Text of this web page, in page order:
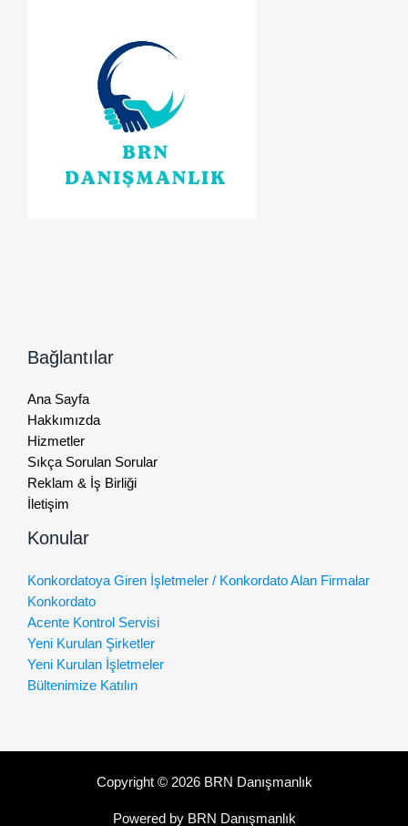
Bağlantılar
Ana Sayfa
Hakkımızda
Hizmetler
Sıkça Sorulan Sorular
Reklam & İş Birliği
İletişim
Konular
Konkordatoya Giren İşletmeler / Konkordato Alan Firmalar
Konkordato
Acente Kontrol Servisi
Yeni Kurulan Şirketler
Yeni Kurulan İşletmeler
Bültenimize Katılın
Copyright © 2026 BRN Danışmanlık
Powered by BRN Danışmanlık